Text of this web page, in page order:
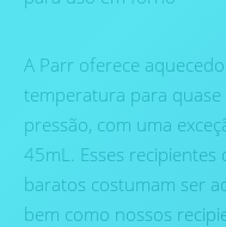
A Parr oferece
temperatura para
pressão, com uma
45mL. Esses recipientes
baratos costumam ser
bem como nossos